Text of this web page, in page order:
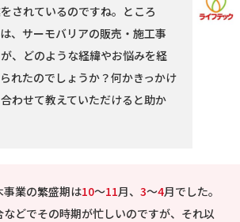
されているのですね。ところ
、サーモバリアの販売・施工事
、どのような経緯やお悩みを経
れたのでしょうか？何かきっかけ
わせて教えていただけると助か
事業の繁盛期は10～11月、 3～4月でした。
などでその時期が忙しいのですが、それ以